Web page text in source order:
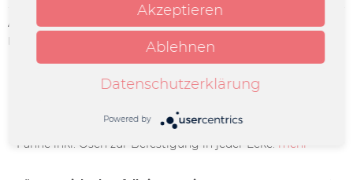
Artikel-Nr.:
LFLY-0031
Herstellerinfo:
Merchcowboy GmbH & Co. KG
Friedrich-Ebert-Straße 7 | 48153
support@merchcowboy.com
Fahne inkl. Ösen zur Befestigung in jeder Ecke. mehr
Akzeptieren
Ablehnen
Datenschutzerklärung
Powered by